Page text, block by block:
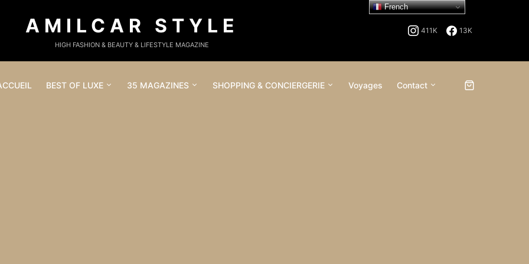
AMILCAR STYLE
HIGH FASHION & BEAUTY & LIFESTYLE MAGAZINE
411K 13K
BEST OF LUXE 35 MAGAZINES SHOPPING & CONCIERGERIE Voyages Contact
French